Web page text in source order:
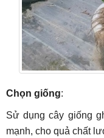
Chọn giống:
Sử dụng cây giống
mạnh, cho quả chất